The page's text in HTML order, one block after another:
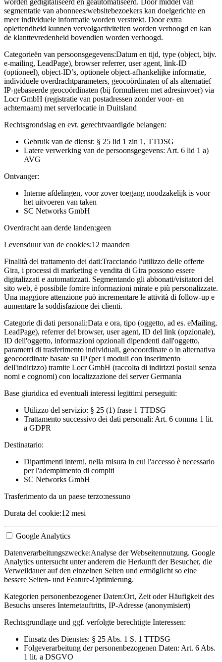
worden gedigitaliseerd en geautomatiseerd. Door middel van
segmentatie van abonnees/websitebezoekers kan doelgerichte en
meer individuele informatie worden verstrekt. Door extra
oplettendheid kunnen vervolgactiviteiten worden verhoogd en kan
de klanttevredenheid bovendien worden verhoogd.
Categorieën van persoonsgegevens:Datum en tijd, type (object, bijv.
e-mailing, LeadPage), browser referrer, user agent, link-ID
(optioneel), object-ID’s, optionele object-afhankelijke informatie,
individuele overdrachtparameters, geocoördinaten of als alternatief
IP-gebaseerde geocoördinaten (bij formulieren met adresinvoer) via
Locr GmbH (registratie van postadressen zonder voor- en
achternaam) met serverlocatie in Duitsland
Rechtsgrondslag en evt. gerechtvaardigde belangen:
Gebruik van de dienst: § 25 lid 1 zin 1, TTDSG
Latere verwerking van de persoonsgegevens: Art. 6 lid 1 a)
AVG
Ontvanger:
Interne afdelingen, voor zover toegang noodzakelijk is voor
het uitvoeren van taken
SC Networks GmbH
Overdracht aan derde landen:geen
Levensduur van de cookies:12 maanden
Finalità del trattamento dei dati:Tracciando l'utilizzo delle offerte
Gira, i processi di marketing e vendita di Gira possono essere
digitalizzati e automatizzati. Segmentando gli abbonati/visitatori del
sito web, è possibile fornire informazioni mirate e più personalizzate.
Una maggiore attenzione può incrementare le attività di follow-up e
aumentare la soddisfazione dei clienti.
Categorie di dati personali:Data e ora, tipo (oggetto, ad es. eMailing,
LeadPage), referrer del browser, user agent, ID del link (opzionale),
ID dell'oggetto, informazioni opzionali dipendenti dall'oggetto,
parametri di trasferimento individuali, geocoordinate o in alternativa
geocoordinate basate su IP (per i moduli con inserimento
dell'indirizzo) tramite Locr GmbH (raccolta di indirizzi postali senza
nomi e cognomi) con localizzazione del server Germania
Base giuridica ed eventuali interessi legittimi perseguiti:
Utilizzo del servizio: § 25 (1) frase 1 TTDSG
Trattamento successivo dei dati personali: Art. 6 comma 1 lit.
a GDPR
Destinatario:
Dipartimenti interni, nella misura in cui l'accesso è necessario
per l'adempimento di compiti
SC Networks GmbH
Trasferimento da un paese terzo:nessuno
Durata del cookie:12 mesi
Google Analytics
Datenverarbeitungszwecke:Analyse der Webseitennutzung. Google
Analytics untersucht unter anderem die Herkunft der Besucher, die
Verweildauer auf den einzelnen Seiten und ermöglicht so eine
bessere Seiten- und Feature-Optimierung.
Kategorien personenbezogener Daten:Ort, Zeit oder Häufigkeit des
Besuchs unseres Internetauftritts, IP-Adresse (anonymisiert)
Rechtsgrundlage und ggf. verfolgte berechtigte Interessen:
Einsatz des Dienstes: § 25 Abs. 1 S. 1 TTDSG
Folgeverarbeitung der personenbezogenen Daten: Art. 6 Abs.
1 lit. a DSGVO